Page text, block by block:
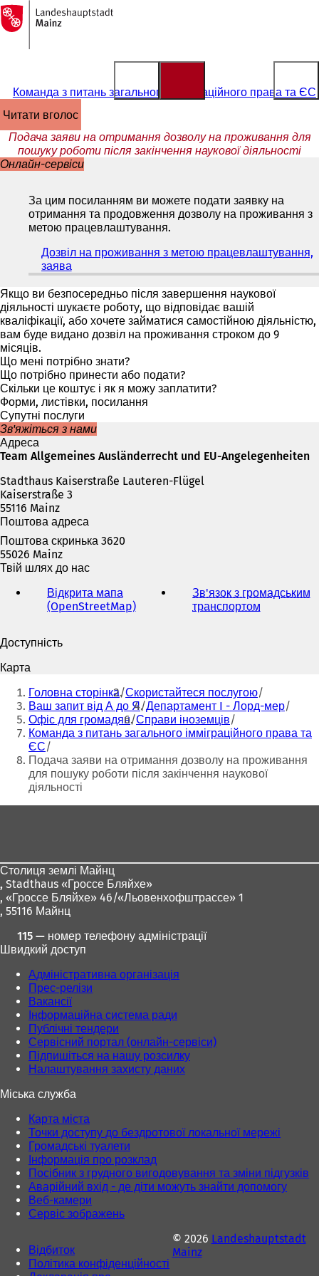
Перейти до змісту
На
головну
сторінку
Команда з питань загального імміграційного права та ЄС
читати вголос
Подача заяви на отримання дозволу на проживання для
пошуку роботи після закінчення наукової діяльності
Онлайн-сервіси
За цим посиланням ви можете подати заявку на
отримання та продовження дозволу на проживання з
метою працевлаштування.
Дозвіл на проживання з метою працевлаштування,
заява(
В
і
д
к
р
в
а
є
т
ь
с
в
о
в
й
в
л
д
ц
Якщо ви безпосередньо після завершення наукової
діяльності шукаєте роботу, що відповідає вашій
кваліфікації, або хочете займатися самостійною діяльністю,
вам буде видано дозвіл на проживання строком до 9
місяців.
Що мені потрібно знати?
Що потрібно принести або подати?
Скільки це коштує і як я можу заплатити?
Форми, листівки, посилання
Супутні послуги
Зв'яжіться з нами
Адреса
Team Allgemeines Ausländerrecht und EU-Angelegenheiten
Stadthaus Kaiserstraße Lauteren-Flügel
Kaiserstraße 3
55116 Mainz
Поштова адреса
Поштова скринька 3620
55026 Mainz
Твій шлях до нас
Відкрита мапа
(OpenStreetMap)(
и
в
а
є
т
ь
с
я
н
й
к
л
д
ц
)
Зв'язок з громадським
транспортом
и
в
а
є
т
ь
с
я
н
й
Доступність
Карта
Ти
тут:
Головна сторінка Скористайтеся послугою
Ваш запит від А до Я Департамент I - Лорд-мер
Офіс для громадян Справи іноземців
Команда з питань загального імміграційного права та
ЄС
Подача заяви на отримання дозволу на проживання
для пошуку роботи після закінчення наукової
діяльності
Столиця землі Майнц
, Stadthaus «Гроссе Бляйхе»
, «Гроссе Бляйхе» 46/«Льовенхофштрассе» 1
, 55116 Майнц
115 — номер телефону адміністрації
Швидкий доступ
Адміністративна організація
Прес-релізи
Вакансії
Інформаційна система ради
Публічні тендери
Сервісний портал (онлайн-сервіси)
Підпишіться на нашу розсилку
Налаштування захисту даних
Міська служба
Карта міста
Точки доступу до бездротової локальної мережі
Громадські туалети
Інформація про розклад
Посібник з грудного вигодовування та зміни підгузків
Аварійний вхід - де діти можуть знайти допомогу
Веб-камери
Сервіс зображень
Відбиток
Політика конфіденційності
© 2026 Landeshauptstadt
Mainz